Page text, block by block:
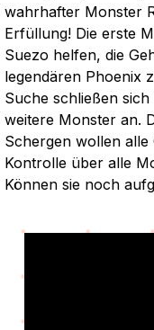
wahrhafter Monster
Erfüllung! Die erste
Suezo helfen, die
legendären Phoenix
Suche schließen
weitere Monster an.
Schergen wollen alle
Kontrolle über alle
Können sie noch